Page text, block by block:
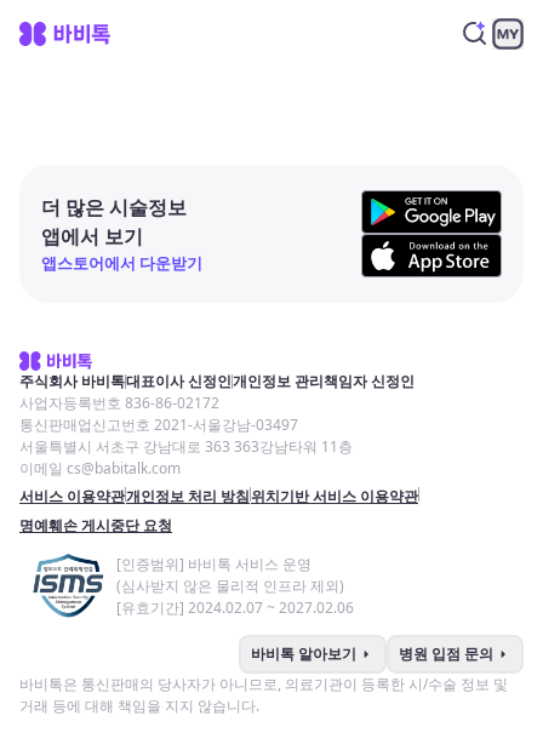
더 많은 시술정보
앱에서 보기
앱스토어에서 다운받기
주식회사 바비톡대표이사 신정인개인정보 관리책임자 신정인
사업자등록번호 836-86-02172
통신판매업신고번호 2021-서울강남-03497
서울특별시 서초구 강남대로 363 363강남타워 11층
이메일 cs@babitalk.com
서비스 이용약관개인정보 처리 방침위치기반 서비스 이용약관
명예훼손 게시중단 요청
[인증범위] 바비톡 서비스 운영
(심사받지 않은 물리적 인프라 제외)
[유효기간] 2024.02.07 ~ 2027.02.06
바비톡 알아보기 arrow_right 병원 입점 문의 arrow_right
바비톡은 통신판매의 당사자가 아니므로, 의료기관이 등록한 시/수술 정보 및
거래 등에 대해 책임을 지지 않습니다.